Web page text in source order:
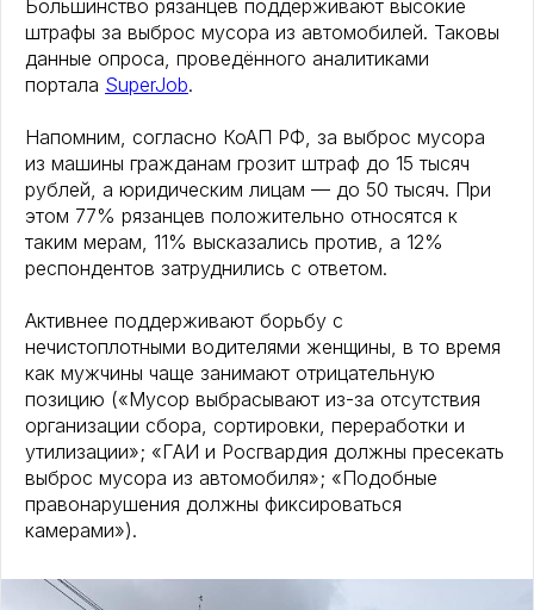
Большинство рязанцев поддерживают высокие
штрафы за выброс мусора из автомобилей. Таковы
данные опроса, проведённого аналитиками
портала SuperJob.
Напомним, согласно КоАП РФ, за выброс мусора
из машины гражданам грозит штраф до 15 тысяч
рублей, а юридическим лицам — до 50 тысяч. При
этом 77% рязанцев положительно относятся к
таким мерам, 11% высказались против, а 12%
респондентов затруднились с ответом.
Активнее поддерживают борьбу с
нечистоплотными водителями женщины, в то время
как мужчины чаще занимают отрицательную
позицию («Мусор выбрасывают из-за отсутствия
организации сбора, сортировки, переработки и
утилизации»; «ГАИ и Росгвардия должны пресекать
выброс мусора из автомобиля»; «Подобные
правонарушения должны фиксироваться
камерами»).